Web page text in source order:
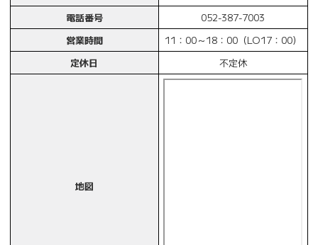
電話番号
052-387-7003
営業時間
11：00～18：00（LO17：00）
定休日
不定休
地図